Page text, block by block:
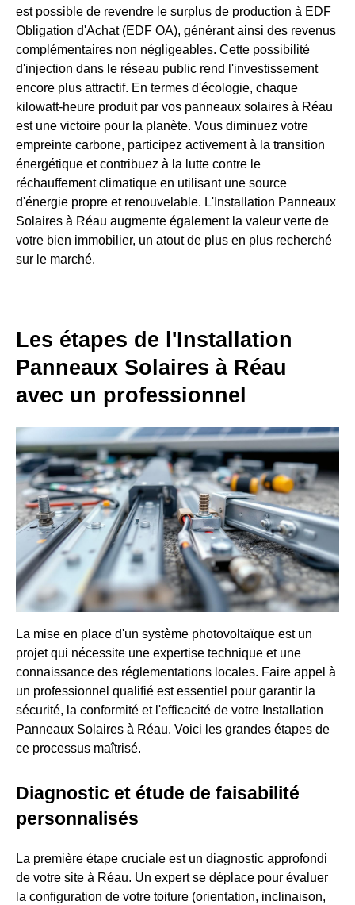
est possible de revendre le surplus de production à EDF
Obligation d'Achat (EDF OA), générant ainsi des revenus
complémentaires non négligeables. Cette possibilité
d'injection dans le réseau public rend l'investissement
encore plus attractif. En termes d'écologie, chaque
kilowatt-heure produit par vos panneaux solaires à Réau
est une victoire pour la planète. Vous diminuez votre
empreinte carbone, participez activement à la transition
énergétique et contribuez à la lutte contre le
réchauffement climatique en utilisant une source
d'énergie propre et renouvelable. L'Installation Panneaux
Solaires à Réau augmente également la valeur verte de
votre bien immobilier, un atout de plus en plus recherché
sur le marché.
Les étapes de l'Installation
Panneaux Solaires à Réau
avec un professionnel
La mise en place d'un système photovoltaïque est un
projet qui nécessite une expertise technique et une
connaissance des réglementations locales. Faire appel à
un professionnel qualifié est essentiel pour garantir la
sécurité, la conformité et l'efficacité de votre Installation
Panneaux Solaires à Réau. Voici les grandes étapes de
ce processus maîtrisé.
Diagnostic et étude de faisabilité
personnalisés
La première étape cruciale est un diagnostic approfondi
de votre site à Réau. Un expert se déplace pour évaluer
la configuration de votre toiture (orientation, inclinaison,